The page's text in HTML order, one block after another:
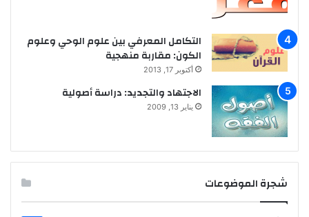
التكامل المعرفي بين علوم الوحي وعلوم
الكون: مقاربة منهجية
أكتوبر 17, 2013
الاجتهاد والتجديد: دراسة أصولية
يناير 13, 2009
شجرة الموضوعات